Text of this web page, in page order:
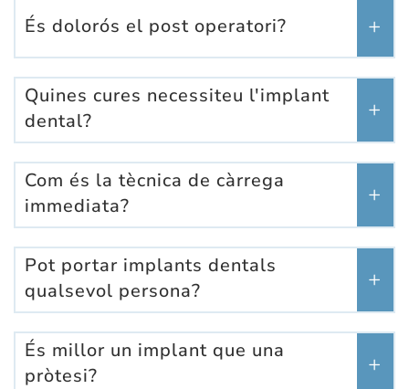
És dolorós el post operatori?
Quines cures necessiteu l'implant
dental?
Com és la tècnica de càrrega
immediata?
Pot portar implants dentals
qualsevol persona?
És millor un implant que una
pròtesi?